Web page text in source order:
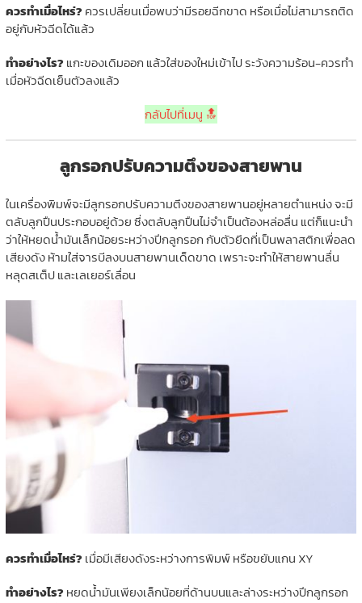
ควรทำเมื่อไหร่? ควรเปลี่ยนเมื่อพบว่ามีรอยฉีกขาด หรือเมื่อไม่สามารถติด
อยู่กับหัวฉีดได้แล้ว
ทำอย่างไร? แกะของเดิมออก แล้วใส่ของใหม่เข้าไป ระวังความร้อน-ควรทำ
เมื่อหัวฉีดเย็นตัวลงแล้ว
กลับไปที่เมนู 🔝
ลูกรอกปรับความตึงของสายพาน
ในเครื่องพิมพ์จะมีลูกรอกปรับความตึงของสายพานอยู่หลายตำแหน่ง จะมี
ตลับลูกปืนประกอบอยู่ด้วย ซึ่งตลับลูกปืนไม่จำเป็นต้องหล่อลื่น แต่ก็แนะนำ
ว่าให้หยดน้ำมันเล็กน้อยระหว่างปีกลูกรอก กับตัวยึดที่เป็นพลาสติกเพื่อลด
เสียงดัง ห้ามใส่จารบีลงบนสายพานเด็ดขาด เพราะจะทำให้สายพานลื่น
หลุดสเต็ป และเลเยอร์เลื่อน
ควรทำเมื่อไหร่? เมื่อมีเสียงดังระหว่างการพิมพ์ หรือขยับแกน XY
ทำอย่างไร? หยดน้ำมันเพียงเล็กน้อยที่ด้านบนและล่างระหว่างปีกลูกรอก